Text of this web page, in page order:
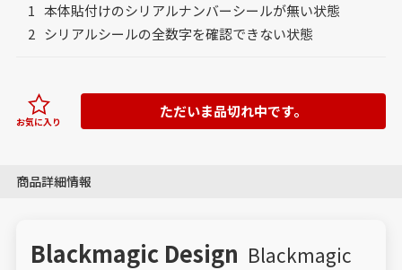
本体貼付けのシリアルナンバーシールが無い状態
シリアルシールの全数字を確認できない状態
ただいま品切れ中です。
お気に入り
商品詳細情報
Blackmagic Design Blackmagic